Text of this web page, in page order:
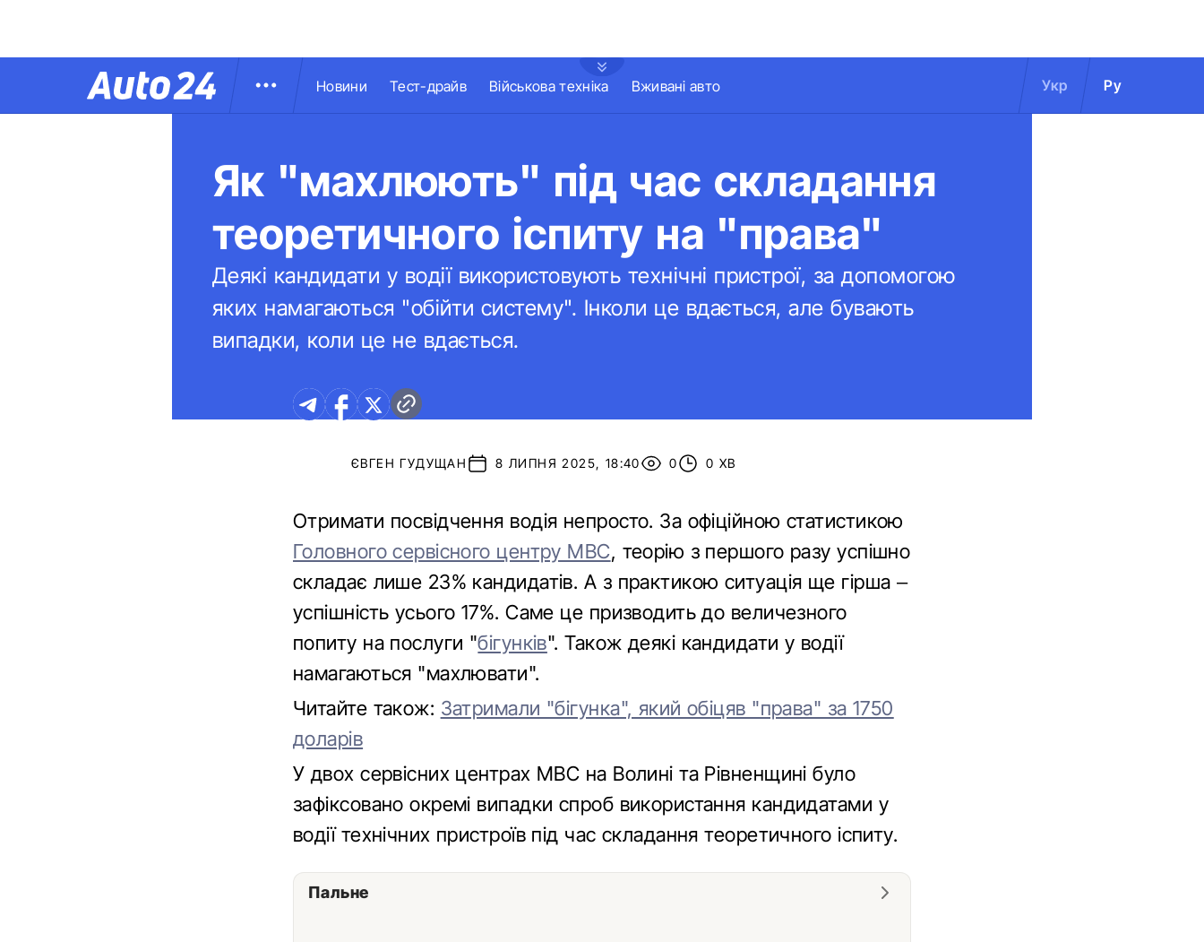
Новини Тест-драйв Військова техніка Вживані авто Укр Ру
Як "махлюють" під час складання
теоретичного іспиту на "права"
Деякі кандидати у водії використовують технічні пристрої, за допомогою
яких намагаються "обійти систему". Інколи це вдається, але бувають
випадки, коли це не вдається.
ЄВГЕН ГУДУЩАН 8 ЛИПНЯ 2025, 18:40 0 0 ХВ
Отримати посвідчення водія непросто. За офіційною статистикою
Головного сервісного центру МВС, теорію з першого разу успішно
складає лише 23% кандидатів. А з практикою ситуація ще гірша –
успішність усього 17%. Саме це призводить до величезного
попиту на послуги "бігунків". Також деякі кандидати у водії
намагаються "махлювати".
Читайте також: Затримали "бігунка", який обіцяв "права" за 1750
доларів
У двох сервісних центрах МВС на Волині та Рівненщині було
зафіксовано окремі випадки спроб використання кандидатами у
водії технічних пристроїв під час складання теоретичного іспиту.
Пальне